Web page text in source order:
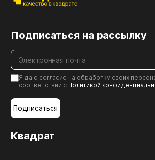
Квадрат
Подписаться на рассылку
Я даю согласие на обработку своих
соответствии с Политикой
Подписаться